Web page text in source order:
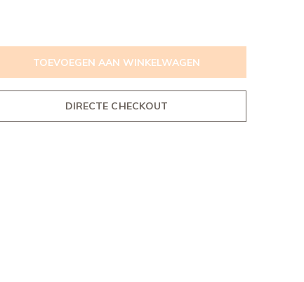
TOEVOEGEN AAN WINKELWAGEN
DIRECTE CHECKOUT